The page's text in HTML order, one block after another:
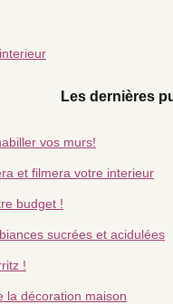
Les dernières
vos murs!
et filmera votre interieur
budget !
sucrées et acidulées
!
la décoration maison